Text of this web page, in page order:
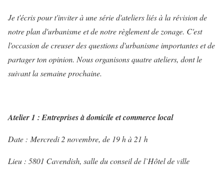
Je t'écris pour t'inviter à une série d'ateliers liés à la révision de
notre plan d'urbanisme et de notre règlement de zonage. C'est
l'occasion de creuser des questions d'urbanisme importantes et de
partager ton opinion. Nous organisons quatre ateliers, dont le
suivant la semaine prochaine.
Atelier 1 : Entreprises à domicile et commerce local
Date : Mercredi 2 novembre, de 19 h à 21 h
Lieu : 5801 Cavendish, salle du conseil de l`Hôtel de ville